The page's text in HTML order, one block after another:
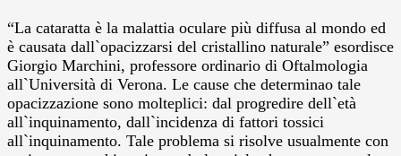
“La cataratta è la malattia oculare più diffusa al mondo ed
è causata dall`opacizzarsi del cristallino naturale” esordisce
Giorgio Marchini, professore ordinario di Oftalmologia
all`Università di Verona. Le cause che determinao tale
opacizzazione sono molteplici: dal progredire dell`età
all`inquinamento, dall`incidenza di fattori tossici
all`inquinamento. Tale problema si risolve usualmente con